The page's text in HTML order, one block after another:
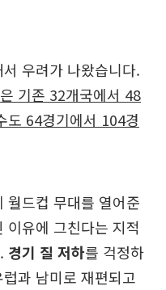
우려가 나왔습니다.
기존 32개국에서 48
도 64경기에서 104경
월드컵 무대를 열어준
이유에 그친다는 지적
경기 질 저하를 걱정하
과 남미로 재편되고